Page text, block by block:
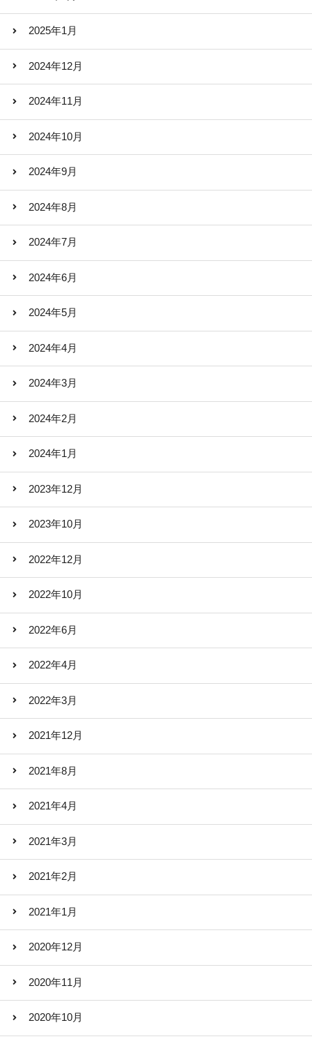
2025年1月
2024年12月
2024年11月
2024年10月
2024年9月
2024年8月
2024年7月
2024年6月
2024年5月
2024年4月
2024年3月
2024年2月
2024年1月
2023年12月
2023年10月
2022年12月
2022年10月
2022年6月
2022年4月
2022年3月
2021年12月
2021年8月
2021年4月
2021年3月
2021年2月
2021年1月
2020年12月
2020年11月
2020年10月